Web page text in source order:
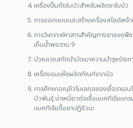
เครื่องปั๊มตัดใบบัวสำหรับผลิตชาใบบัว
การออกแบบและสร้างเครื่องสไลด์เหง้
การวิเคราะห์หาสารสำคัญทางยาของพื
เก็บน้ำพระราม 9
บัวหลวงสกัดบำบัดเบาหวานบำรุงร่างก
เครื่องอบแห้งผลิตภัณฑ์จากบัว
การศึกษาอณุชีวโมเลกุลของเชื้อราเอ
บัวพันธุ์ ม่าเหมี่ยวต่อเชื้อแบคทีเรียแก
แบคทีเรียดื้อยาปฏิชีวนะ